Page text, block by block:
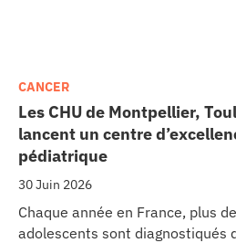
Les CHU de Montpellier,
lancent un centre
pédiatrique
30 Juin 2026
CANCER
Chaque année en France, plus
adolescents sont diagnostiqués